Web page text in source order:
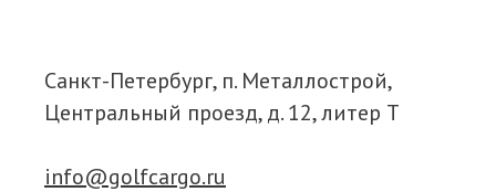
Санкт-Петербург, п. Металлострой,
Центральный проезд, д. 12, литер Т
info@golfcargo.ru